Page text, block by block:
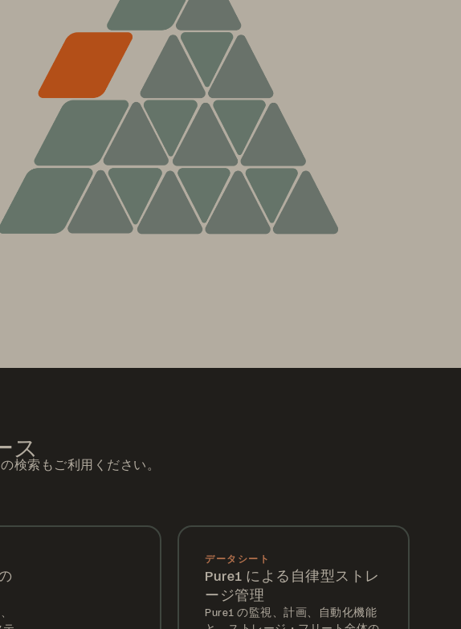
ス
検索もご利用ください。
データシート
Pure1 による自律型ストレ
ージ管理
Pure1 の監視、計画、自動化機能